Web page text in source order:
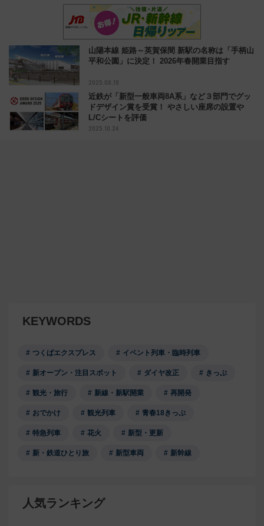
山陽本線 姫路～英賀保間 新駅の名称は「手柄山
平和公園」に決定！ 2026年春開業目指す
2025.08.19
近鉄が「新型一般車両8A系」など３部門でグッ
ドデザイン賞を受賞！ やさしい座席の設置や
L/Cシートを評価
2025.10.24
KEYWORDS
つくばエクスプレス イベント列車・臨時列車
新オープン・注目スポット ダイヤ改正 きっぷ
観光・旅行 新線・新駅開業 再開発
おでかけ 観光列車 青春18きっぷ
特急列車 花火 新型・更新
新・鉄道ひとり旅 新型車両 新幹線
人気ランキング